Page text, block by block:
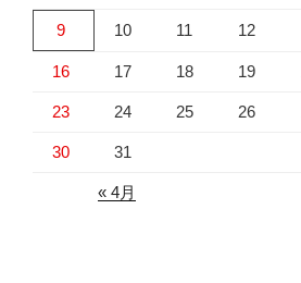
9 10 11 12
16 17 18 19
23 24 25 26
30 31
« 4月